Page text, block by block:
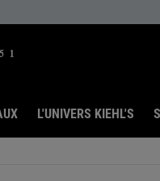
L'UNIVERS KIEHL'S